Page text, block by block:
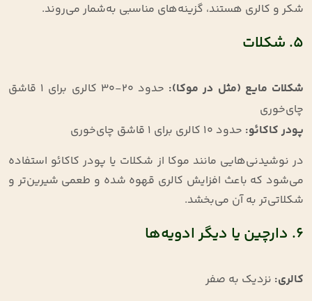
شکر و کالری هستند، گزینه‌های مناسبی به‌شمار می‌روند.
۵. شکلات
شکلات مایع (مثل در موکا):
حدود ۲۰-۳۰ کالری برای ۱ قاشق
چای‌خوری
پودر کاکائو: حدود ۱۰ کالری برای ۱ قاشق چای‌خوری
در نوشیدنی‌هایی مانند موکا از شکلات یا پودر کاکائو استفاده
می‌شود که باعث افزایش کالری قهوه شده و طعمی شیرین‌تر و
شکلاتی‌تر به آن می‌بخشد.
۶. دارچین یا دیگر ادویه‌ها
کالری: نزدیک به صفر